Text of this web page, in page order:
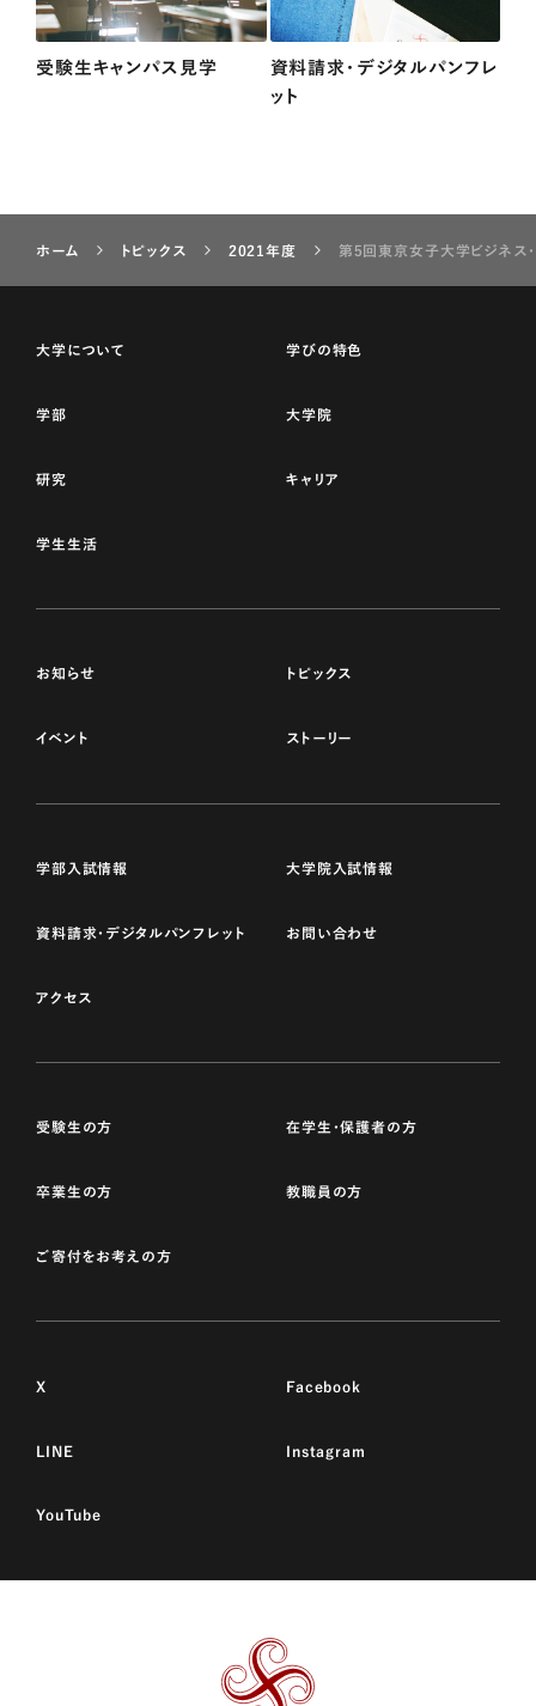
受験生キャンパス見学
資料請求・デジタルパンフレ
ット
ホーム トピックス 2021年度 第5回東京女子大学ビジネス
大学について 学びの特色
学部 大学院
研究 キャリア
学生生活
お知らせ トピックス
イベント ストーリー
学部入試情報 大学院入試情報
資料請求・デジタルパンフレット お問い合わせ
アクセス
受験生の方 在学生・保護者の方
卒業生の方 教職員の方
ご寄付をお考えの方
X Facebook
LINE Instagram
YouTube